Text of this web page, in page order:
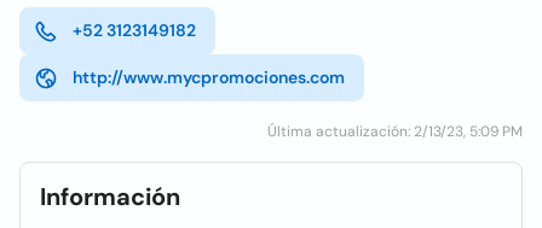
+52 3123149182
http://www.mycpromociones.com
Última actualización: 2/13/23, 5:09 PM
Información